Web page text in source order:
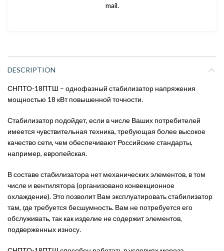
mail.
DESCRIPTION
СНПТО-18ПТШ – однофазный стабилизатор напряжения
мощностью 18 кВт повышенной точности.
Стабилизатор подойдет, если в числе Ваших потребителей
имеется чувствительная техника, требующая более высокое
качество сети, чем обеспечивают Российские стандарты,
например, европейская.
В составе стабилизатора нет механических элементов, в том
числе и вентилятора (организовано конвекционное
охлаждение). Это позволит Вам эксплуатировать стабилизатор
там, где требуется бесшумность. Вам не потребуется его
обслуживать, так как изделие не содержит элементов,
подверженных износу.